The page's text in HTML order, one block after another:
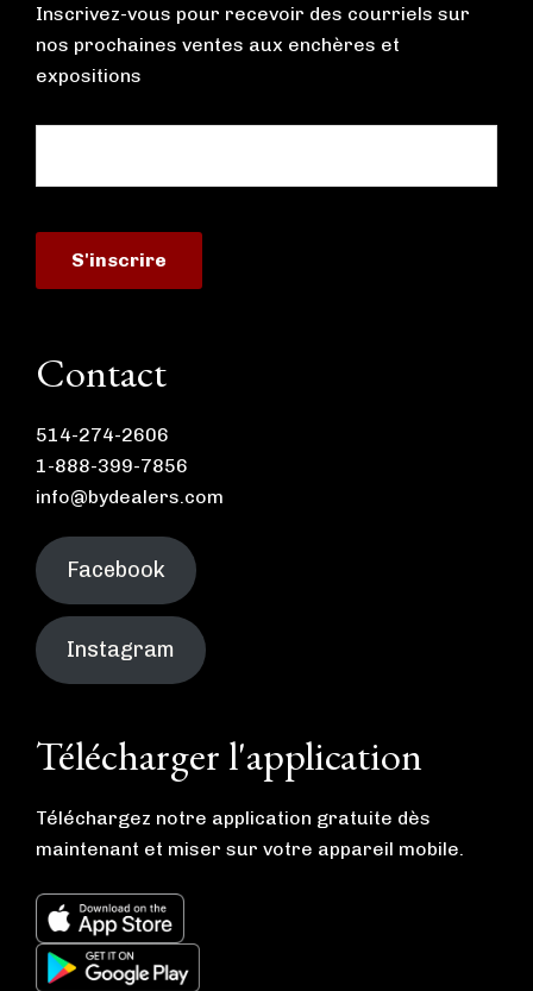
Inscrivez-vous pour recevoir des courriels sur
nos prochaines ventes aux enchères et
expositions
Contact
514-274-2606
1-888-399-7856
info@bydealers.com
Facebook
Instagram
Télécharger l'application
Téléchargez notre application gratuite dès
maintenant et miser sur votre appareil mobile.